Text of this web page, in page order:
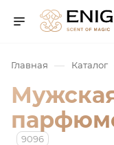
Главная — Каталог
9096